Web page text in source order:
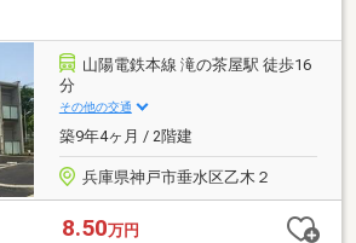
山陽電鉄本線 滝の茶屋駅 徒歩16
分
その他の交通
築9年4ヶ月 / 2階建
兵庫県神戸市垂水区乙木２
8.50万円